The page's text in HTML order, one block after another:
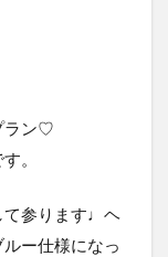
ラン♡
。
て参ります♩ヘ
ー仕様になっ